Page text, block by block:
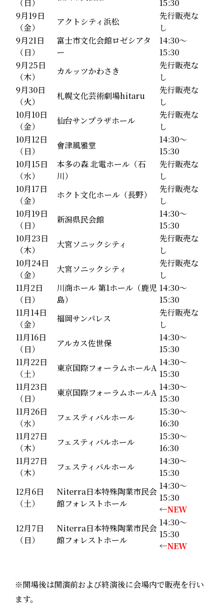
（日）
15:30
9月19日
（金）
アクトシティ浜松
先行販売な
し
9月21日
（日）
富士市文化会館ロゼシアタ
ー
14:30～
15:30
9月25日
（木）
カルッツかわさき
先行販売な
し
9月30日
（火）
札幌文化芸術劇場hitaru
先行販売な
し
10月10日
（金）
仙台サンプラザホール
先行販売な
し
10月12日
（日）
會津風雅堂
14:30～
15:30
10月15日
（水）
本多の森 北電ホール（石
川）
先行販売な
し
10月17日
（金）
ホクト文化ホール（長野）
先行販売な
し
10月19日
（日）
新潟県民会館
14:30～
15:30
10月23日
（木）
大宮ソニックシティ
先行販売な
し
10月24日
（金）
大宮ソニックシティ
先行販売な
し
11月2日
（日）
川商ホール 第1ホール（鹿児
島）
14:30～
15:30
11月14日
（金）
福岡サンパレス
先行販売な
し
11月16日
（日）
アルカス佐世保
14:30～
15:30
11月22日
（土）
東京国際フォーラムホールA
14:30～
15:30
11月23日
（日）
東京国際フォーラムホールA
14:30～
15:30
11月26日
（水）
フェスティバルホール
15:30～
16:30
11月27日
（木）
フェスティバルホール
15:30～
16:30
11月27日
（木）
フェスティバルホール
14:30～
15:30
12月6日
（土）
Niterra日本特殊陶業市民会
館フォレストホール
14:30～
15:30
←NEW
12月7日
（日）
Niterra日本特殊陶業市民会
館フォレストホール
14:30～
15:30
←NEW
※開場後は開演前および終演後に会場内で販売を行い
ます。